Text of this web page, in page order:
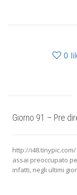
0
Giorno 91 – Pre
http://
assai preoccupato
infatti, negli ultimi